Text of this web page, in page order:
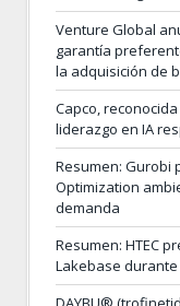
Venture Global
garantía
la adquisición de
Capco,
liderazgo en IA
Resumen: Gurobi
Optimization
demanda
Resumen: HTEC
Lakebase durante